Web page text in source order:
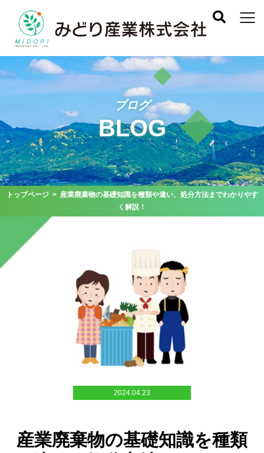
ブログ
BLOG
トップページ> 産業廃棄物の基礎知識を種類や違い、処分方法までわかりやす
く解説！
2024.04.23
産業廃棄物の基礎知識を種類